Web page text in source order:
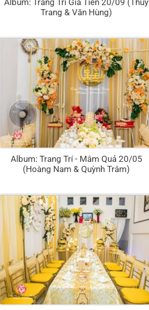
Album: Trang Trí Gia Tiên 20/09 (Thùy
Trang & Văn Hùng)
Album: Trang Trí - Mâm Quả 20/05
(Hoàng Nam & Quỳnh Trâm)